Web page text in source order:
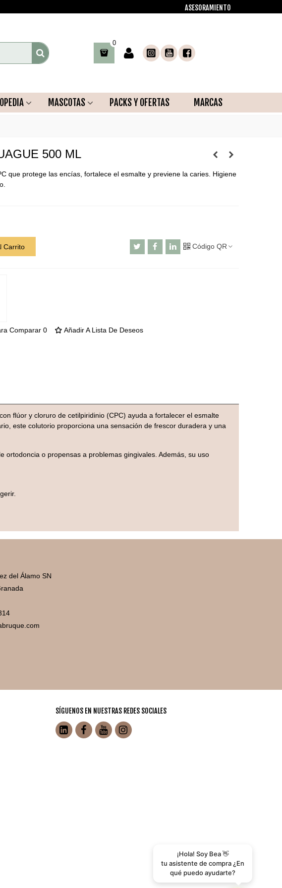
ASESORAMIENTO
0
MASCOTAS PACKS Y OFERTAS MARCAS
500 ML
que protege las encías, fortalece el esmalte y previene la caries. Higiene
Carrito Código QR
Comparar 0 Añadir A Lista De Deseos
flúor y cloruro de cetilpiridinio (CPC) ayuda a fortalecer el esmalte
este colutorio proporciona una sensación de frescor duradera y una
o propensas a problemas gingivales. Además, su uso
del Álamo SN
¡Hola! Soy Bea 👋
tu asistente de compra ¿En
qué puedo ayudarte?
SÍGUENOS EN NUESTRAS REDES SOCIALES